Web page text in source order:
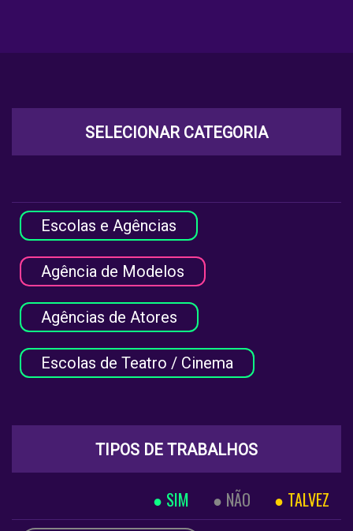
SELECIONAR CATEGORIA
Escolas e Agências
Agência de Modelos
Agências de Atores
Escolas de Teatro / Cinema
TIPOS DE TRABALHOS
SIM NÃO TALVEZ